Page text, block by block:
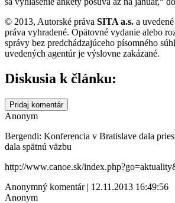
© 2013, Autorské práva SITA a.s. a
práva vyhradené. Opätovné vydanie alebo
správy bez predchádzajúceho písomného
uvedených agentúr je výslovne zakázané.
Diskusia k článku:
Pridaj komentár
Anonym
Bergendi: Konferencia v Bratislave dala
dala spätnú väzbu
http://www.canoe.sk/
Anonymný komentár | 12.11.2013 16:49:56
Anonym